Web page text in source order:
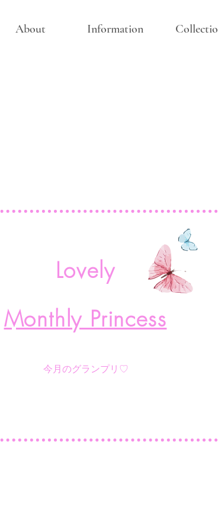
About Information
Lovely
Monthly Princess
​今月のグランプリ♡